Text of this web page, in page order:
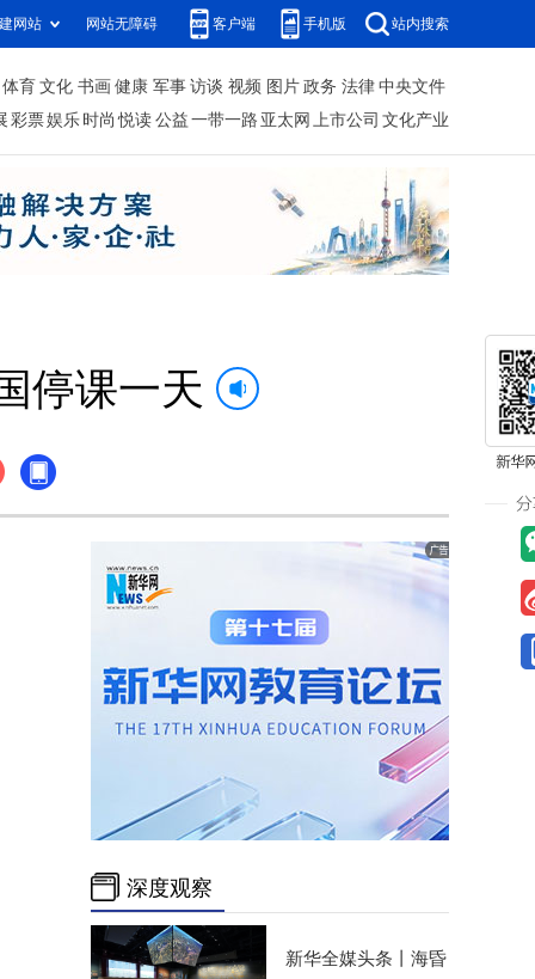
网站 网站无障碍 客户端 手机版 站内搜索
体育 文化 书画 健康 军事 访谈 视频 图片 政务 法律 中央文件
彩票娱乐 时尚 悦读 公益 一带一路 亚太网 上市公司 文化产业
停课一天
深度观察
新华全媒头条丨 海昏